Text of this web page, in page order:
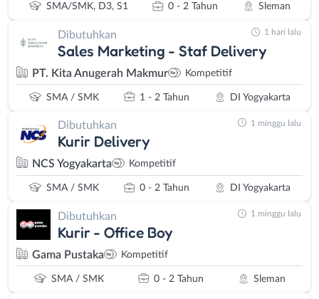
SMA/SMK, D3, S1 0 - 2 Tahun Sleman
Dibutuhkan
Sales Marketing - Staf Delivery
PT. Kita Anugerah Makmur Kompetitif
SMA / SMK 1 - 2 Tahun DI Yogyakarta
1 hari lalu
Dibutuhkan
Kurir Delivery
NCS Yogyakarta Kompetitif
SMA / SMK 0 - 2 Tahun DI Yogyakarta
1 minggu lalu
Dibutuhkan
Kurir - Office Boy
Gama Pustaka Kompetitif
SMA / SMK 0 - 2 Tahun Sleman
1 minggu lalu